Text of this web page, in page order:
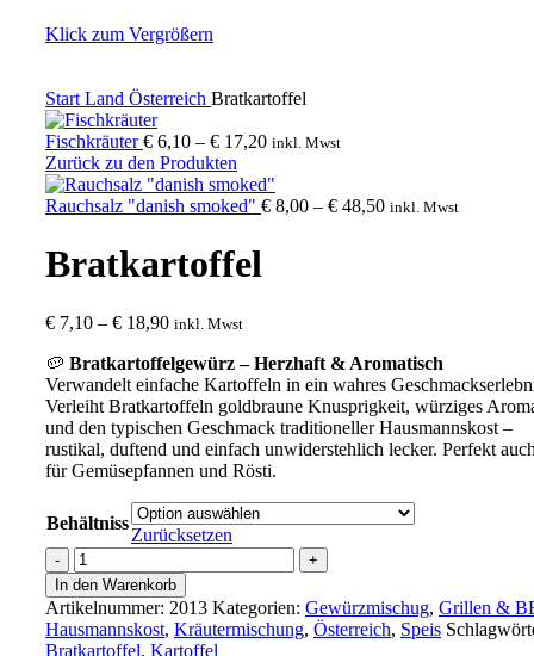
Klick zum Vergrößern
Start Land Österreich Bratkartoffel
Fischkräuter€ 6,10 – € 17,20Preisspanne:
bis
€ 17,20
inkl. Mwst
Zurück zu den Produkten
Rauchsalz "danish smoked" € 8,00 – € 48,50Preisspanne:
inkl. Mwst
Bratkartoffel
€ 7,10 – € 18,90Preisspanne:
bis
€ 18,90
inkl. Mwst
🥔 Bratkartoffelgewürz – Herzhaft & Aromatisch
Verwandelt einfache Kartoffeln in ein wahres
Verleiht Bratkartoffeln goldbraune Knusprigkeit, würziges
und den typischen Geschmack traditioneller Hausmannskost –
rustikal, duftend und einfach unwiderstehlich lecker. Perfekt
für Gemüsepfannen und Rösti.
Behältniss
Zurücksetzen
Bratkartoffel
Menge
In den Warenkorb
Artikelnummer: 2013 Kategorien: Gewürzmischug, Grillen &
Hausmannskost, Kräutermischung, Österreich, Speis
Bratkartoffel, Kartoffel